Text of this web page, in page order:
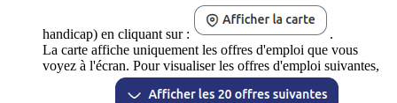
handicap) en cliquant sur :
.
La carte affiche uniquement les offres d'emploi que vous
voyez à l'écran. Pour visualiser les offres d'emploi suivantes,